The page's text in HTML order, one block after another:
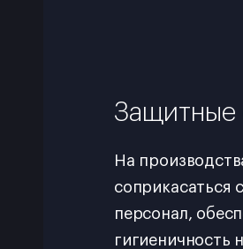
Защитные
На
соприкасаться
персонал,
гигиеничность